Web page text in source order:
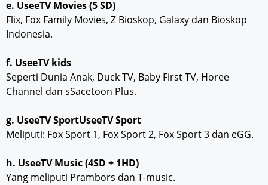
e. UseeTV Movies (5 SD)
Flix, Fox Family Movies, Z Bioskop, Galaxy dan Bioskop
Indonesia.
f. UseeTV kids
Seperti Dunia Anak, Duck TV, Baby First TV, Horee
Channel dan sSacetoon Plus.
g. UseeTV SportUseeTV Sport
Meliputi: Fox Sport 1, Fox Sport 2, Fox Sport 3 dan eGG.
h. UseeTV Music (4SD + 1HD)
Yang meliputi Prambors dan T-music.